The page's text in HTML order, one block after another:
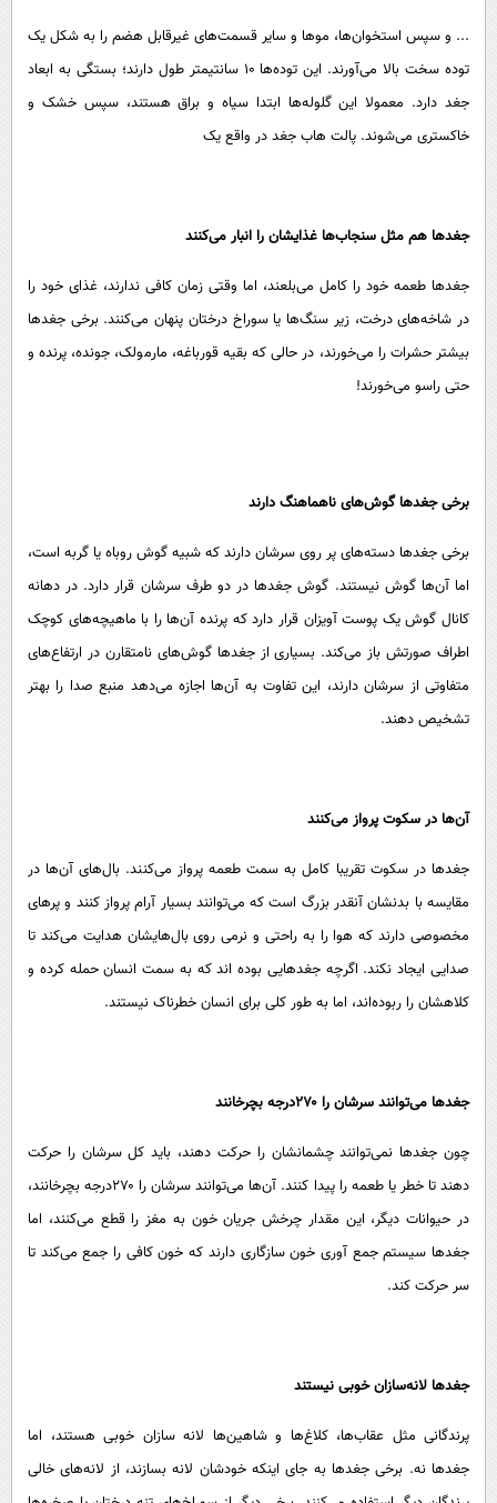
... و سپس استخوان‌ها، موها و سایر قسمت‌های غیرقابل هضم را به شکل یک
توده سخت بالا می‌آورند. این توده‌ها ۱۰ سانتیمتر طول دارند؛ بستگی به ابعاد
جغد دارد. معمولا این گلوله‌ها ابتدا سیاه و براق هستند، سپس خشک و
خاکستری می‌شوند. پالت هاب جغد در واقع یک
جغدها هم مثل سنجاب‌ها غذایشان را انبار می‌کنند
جغد‌ها طعمه خود را کامل می‌بلعند، اما وقتی زمان کافی ندارند، غذای خود را
در شاخه‌های درخت، زیر سنگ‌ها یا سوراخ درختان پنهان می‌کنند. برخی جغد‌ها
بیشتر حشرات را می‌خورند، در حالی که بقیه قورباغه، مارمولک، جونده، پرنده و
حتی راسو می‌خورند!
برخی جغد‌ها گوش‌های ناهماهنگ دارند
برخی جغد‌ها دسته‌های پر روی سرشان دارند که شبیه گوش روباه یا گربه است،
اما آن‌ها گوش نیستند. گوش جغد‌ها در دو طرف سرشان قرار دارد. در دهانه
کانال گوش یک پوست آویزان قرار دارد که پرنده آن‌ها را با ماهیچه‌های کوچک
اطراف صورتش باز می‌کند. بسیاری از جغد‌ها گوش‌های نامتقارن در ارتفاع‌های
متفاوتی از سرشان دارند، این تفاوت به آن‌ها اجازه می‌دهد منبع صدا را بهتر
تشخیص دهند.
آن‌ها در سکوت پرواز می‌کنند
جغد‌ها در سکوت تقریبا کامل به سمت طعمه پرواز می‌کنند. بال‌های آن‌ها در
مقایسه با بدنشان آنقدر بزرگ است که می‌توانند بسیار آرام پرواز کنند و پر‌های
مخصوصی دارند که هوا را به راحتی و نرمی روی بال‌هایشان هدایت می‌کند تا
صدایی ایجاد نکند. اگرچه جغد‌هایی بوده اند که به سمت انسان حمله کرده و
کلاهشان را ربوده‌اند، اما به طور کلی برای انسان خطرناک نیستند.
جغد‌ها می‌توانند سرشان را ۲۷۰درجه بچرخانند
چون جغد‌ها نمی‌توانند چشمانشان را حرکت دهند، باید کل سرشان را حرکت
دهند تا خطر یا طعمه را پیدا کنند. آن‌ها می‌توانند سرشان را ۲۷۰درجه بچرخانند،
در حیوانات دیگر، این مقدار چرخش جریان خون به مغز را قطع می‌کنند، اما
جغد‌ها سیستم جمع آوری خون سازگاری دارند که خون کافی را جمع می‌کند تا
سر حرکت کند.
جغد‌ها لانه‌سازان خوبی نیستند
پرندگانی مثل عقاب‌ها، کلاغ‌ها و شاهین‌ها لانه سازان خوبی هستند، اما
جغد‌ها نه. برخی جغد‌ها به جای اینکه خودشان لانه بسازند، از لانه‌های خالی